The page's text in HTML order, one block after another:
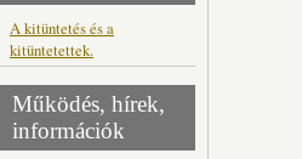
A kitüntetés és a
kitüntetettek.
Működés, hírek,
információk